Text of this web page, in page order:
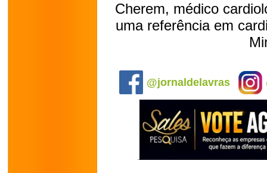
Cherem, médico
uma referência em
@jornaldelavras